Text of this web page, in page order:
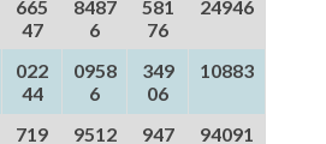
665
47
8487
6
581
76
24946
022
44
0958
6
349
06
10883
719
9512
947
94091